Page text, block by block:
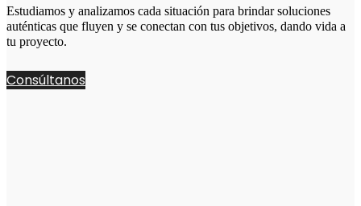
Estudiamos y analizamos cada situación para brindar soluciones
auténticas que fluyen y se conectan con tus objetivos, dando vida a
tu proyecto.
Consúltanos